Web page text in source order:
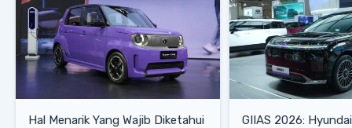
Hal Menarik Yang Wajib Diketahui
GIIAS 2026: